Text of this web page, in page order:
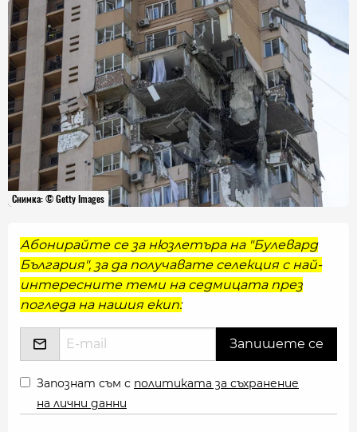
Снимка: © Getty Images
Абонирайте се за нюзлетъра на "Булевард
България", за да получавате селекция с най-
интересните теми на седмицата през
погледа на нашия екип:
Запознат съм с политиката за съхранение
на лични данни